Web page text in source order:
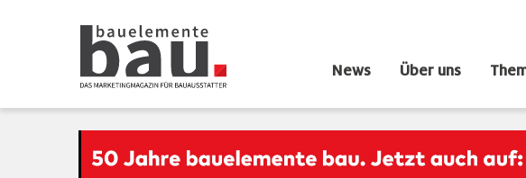
News Über uns